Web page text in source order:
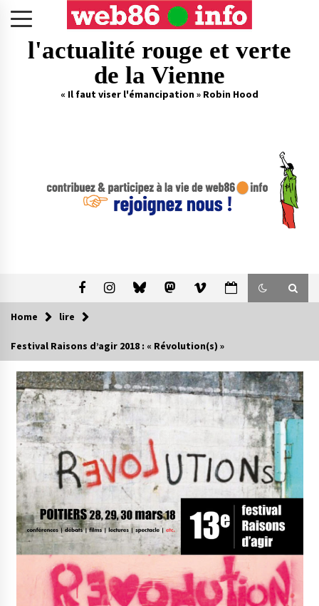
l'actualité rouge et verte
de la Vienne
« Il faut viser l'émancipation » Robin Hood
Home lire
Festival Raisons d’agir 2018 : « Révolution(s) »